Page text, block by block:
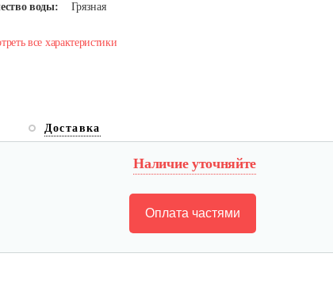
воды:
Грязная
все характеристики
Доставка
Наличие уточняйте
Оплата частями
Насос погружной AL-KO Drain
12000 Comfort
Смотреть
Насос погружной AL-KO Drain